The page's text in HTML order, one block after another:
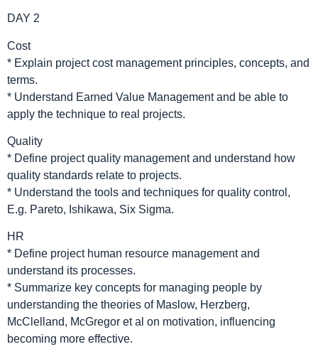
DAY 2
Cost
* Explain project cost management principles, concepts, and
terms.
* Understand Earned Value Management and be able to
apply the technique to real projects.
Quality
* Define project quality management and understand how
quality standards relate to projects.
* Understand the tools and techniques for quality control,
E.g. Pareto, Ishikawa, Six Sigma.
HR
* Define project human resource management and
understand its processes.
* Summarize key concepts for managing people by
understanding the theories of Maslow, Herzberg,
McClelland, McGregor et al on motivation, influencing
becoming more effective.